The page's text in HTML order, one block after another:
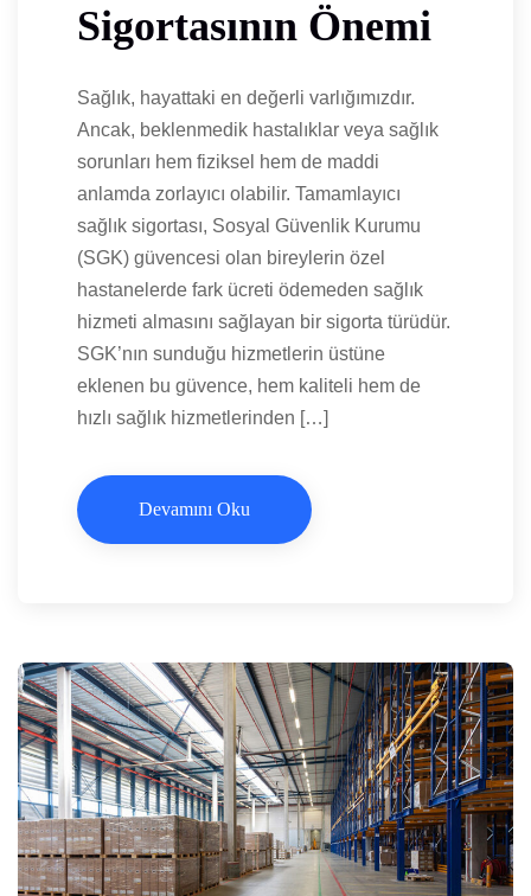
Sigortasının Önemi
Sağlık, hayattaki en değerli varlığımızdır.
Ancak, beklenmedik hastalıklar veya sağlık
sorunları hem fiziksel hem de maddi
anlamda zorlayıcı olabilir. Tamamlayıcı
sağlık sigortası, Sosyal Güvenlik Kurumu
(SGK) güvencesi olan bireylerin özel
hastanelerde fark ücreti ödemeden sağlık
hizmeti almasını sağlayan bir sigorta türüdür.
SGK’nın sunduğu hizmetlerin üstüne
eklenen bu güvence, hem kaliteli hem de
hızlı sağlık hizmetlerinden […]
Devamını Oku